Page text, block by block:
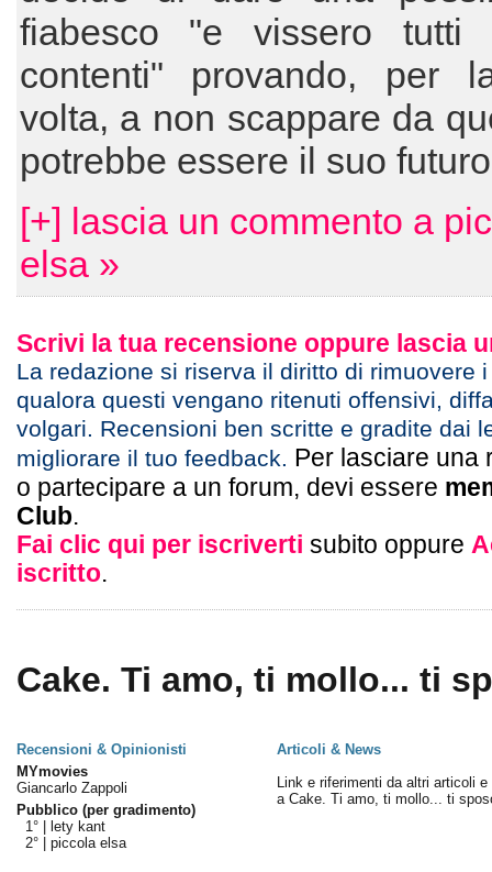
fiabesco "e vissero tutti
contenti" provando, per
volta, a non scappare da
potrebbe essere il suo
[+] lascia un commento a
elsa »
Scrivi la tua recensione oppure lascia
La redazione si riserva il diritto di rimuovere
qualora questi vengano ritenuti offensivi,
volgari. Recensioni ben scritte e gradite dai
migliorare il tuo feedback. Per lasciare una
o partecipare a un forum, devi essere
Club.
Fai clic qui per iscriverti subito oppure
iscritto.
Cake. Ti amo, ti mollo... ti
Recensioni & Opinionisti
Articoli & News
MYmovies
Giancarlo Zappoli
Pubblico (per gradimento)
1° |
lety kant
2° | piccola elsa
Link e riferimenti da altri articoli e
a Cake. Ti amo, ti mollo... ti